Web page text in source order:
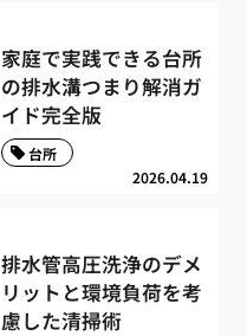
家庭で実践できる台所
の排水溝つまり解消ガ
イド完全版
2026.04.19
台所
排水管高圧洗浄のデメ
リットと環境負荷を考
慮した清掃術